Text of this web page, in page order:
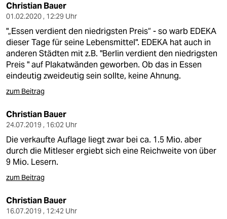
sport
berlin
nord
wahrheit
verlag
veranstaltungen
shop
fragen & hilfe
unterstützen
Christian Bauer
01.02.2020 , 12:29 Uhr
"„Essen verdient den niedrigsten Preis“ - so warb EDEKA
dieser Tage für seine Lebensmittel". EDEKA hat auch in
anderen Städten mit z.B. "Berlin verdient den niedrigsten
Preis " auf Plakatwänden geworben. Ob das in Essen
eindeutig zweideutig sein sollte, keine Ahnung.
zum Beitrag
Christian Bauer
24.07.2019 , 16:02 Uhr
Die verkaufte Auflage liegt zwar bei ca. 1.5 Mio. aber
durch die Mitleser ergiebt sich eine Reichweite von über
9 Mio. Lesern.
zum Beitrag
Christian Bauer
16.07.2019 , 12:42 Uhr